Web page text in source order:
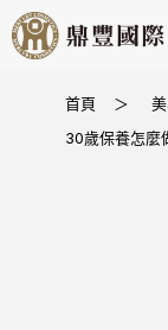
首頁 ＞
30歲保養怎麼